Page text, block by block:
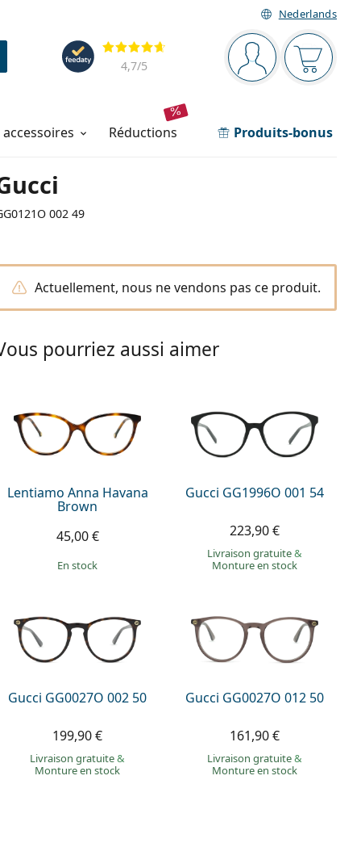
Nederlands
Barre de navigation
Vous êtesVotre
Évaluation
4,7/5
réductions Produits-bonus
002 49
Actuellement, nous ne vendons pas ce produit.
pourriez aussi aimer
Lentiamo Anna Havana
Brown
45,00 €
en stock
Gucci GG1996O 001 54
223,90 €
Livraison gratuite&
Monture en stock
Gucci GG0027O 002 50
199,90 €
Livraison gratuite&
Monture en stock
Gucci GG0027O 012 50
161,90 €
Livraison gratuite&
Monture en stock